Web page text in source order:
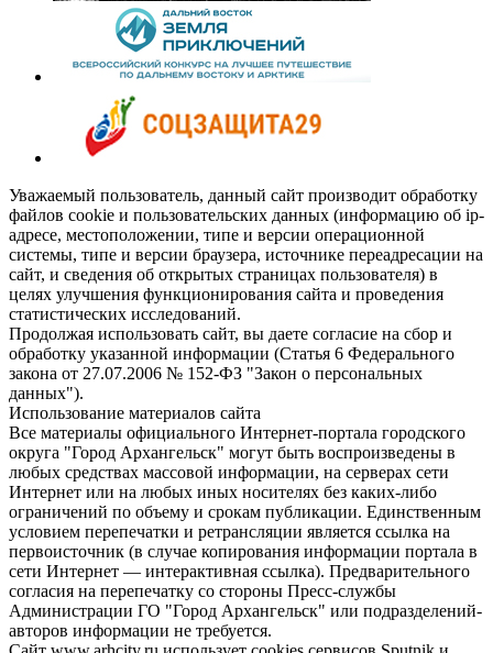
Уважаемый пользователь, данный сайт производит обработку
файлов cookie и пользовательских данных (информацию об ip-
адресе, местоположении, типе и версии операционной
системы, типе и версии браузера, источнике переадресации на
сайт, и сведения об открытых страницах пользователя) в
целях улучшения функционирования сайта и проведения
статистических исследований.
Продолжая использовать сайт, вы даете согласие на сбор и
обработку указанной информации (Статья 6 Федерального
закона от 27.07.2006 № 152-ФЗ "Закон о персональных
данных").
Использование материалов сайта
Все материалы официального Интернет-портала городского
округа "Город Архангельск" могут быть воспроизведены в
любых средствах массовой информации, на серверах сети
Интернет или на любых иных носителях без каких-либо
ограничений по объему и срокам публикации. Единственным
условием перепечатки и ретрансляции является ссылка на
первоисточник (в случае копирования информации портала в
сети Интернет — интерактивная ссылка). Предварительного
согласия на перепечатку со стороны Пресс-службы
Администрации ГО "Город Архангельск" или подразделений-
авторов информации не требуется.